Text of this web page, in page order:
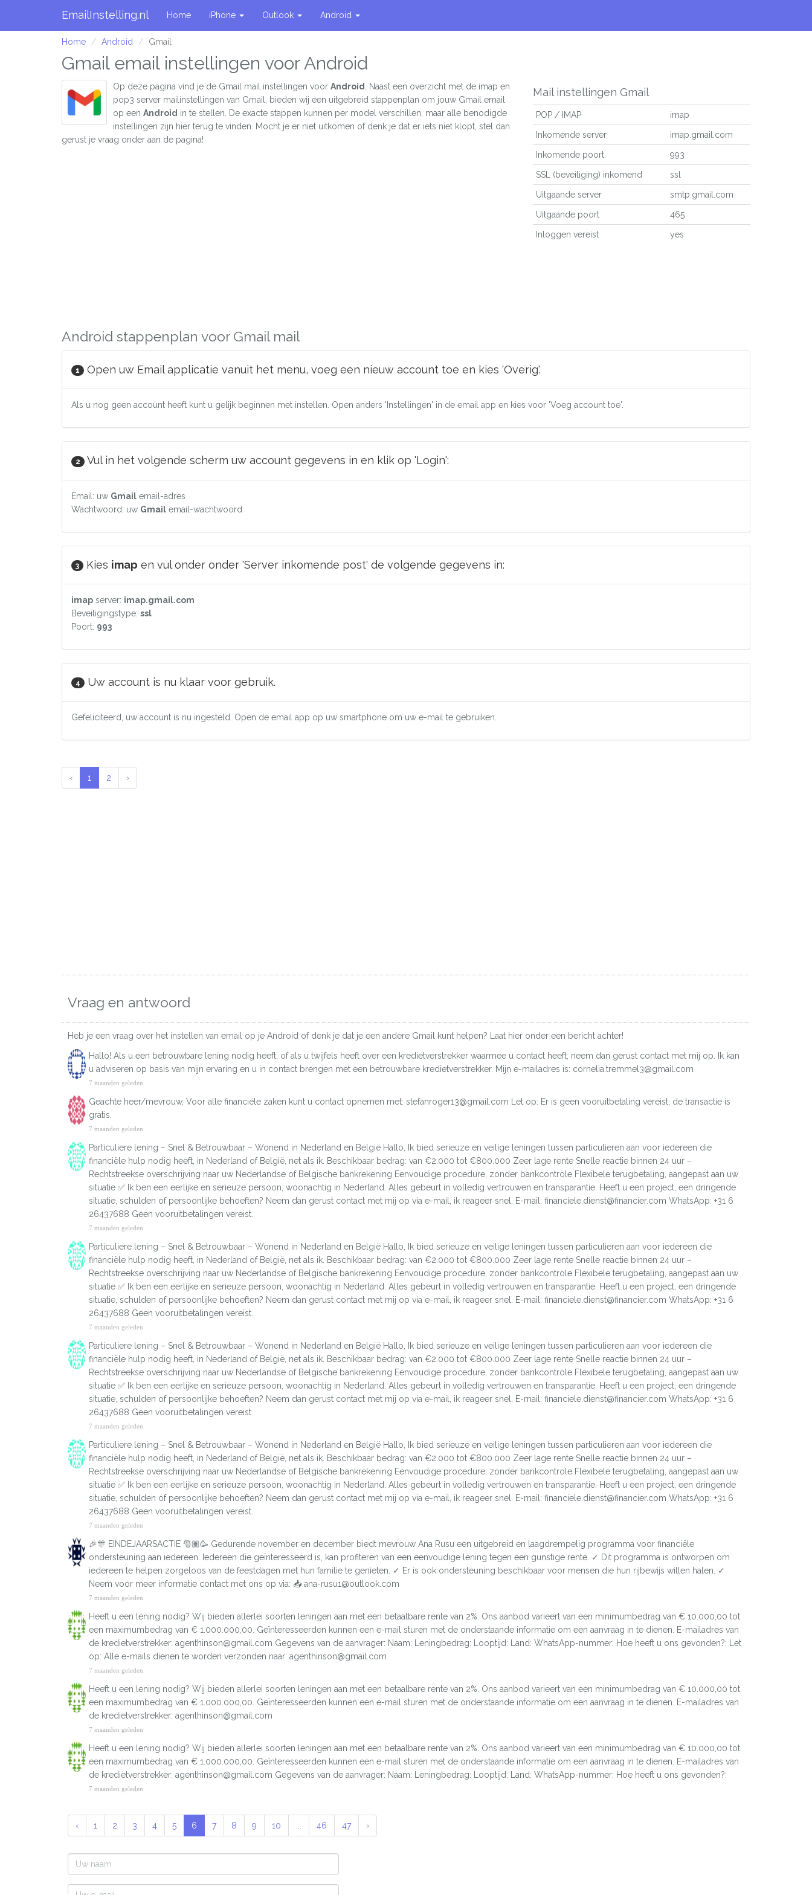
EmailInstelling.nl Home iPhone Outlook Android
Home Android Gmail
Gmail email instellingen voor Android
Op deze pagina vind je de Gmail mail instellingen voor Android
. Naast een overzicht met de imap en
pop3 server mailinstellingen van Gmail, bieden wij een uitgebreid stappenplan om jouw Gmail email
op een Android in te stellen. De exacte stappen kunnen per model verschillen, maar alle benodigde
instellingen zijn hier terug te vinden. Mocht je er niet uitkomen of denk je dat er iets niet klopt, stel dan
gerust je vraag onder aan de pagina!
Mail instellingen Gmail
POP / IMAP imap
Inkomende server imap.gmail.com
Inkomende poort 993
SSL (beveiliging) inkomend ssl
Uitgaande server smtp.gmail.com
Uitgaande poort 465
Inloggen vereist yes
Android stappenplan voor Gmail mail
1 Open uw Email applicatie vanuit het menu, voeg een nieuw account toe en kies 'Overig'.
Als u nog geen account heeft kunt u gelijk beginnen met instellen. Open anders 'Instellingen' in de email app en kies voor 'Voeg account toe'.
2 Vul in het volgende scherm uw account gegevens in en klik op 'Login':
Email: uw Gmail email-adres
Wachtwoord: uw Gmail email-wachtwoord
3 Kies imap en vul onder onder 'Server inkomende post' de volgende gegevens in:
imap server: imap.gmail.com
Beveiligingstype: ssl
Poort: 993
4 Uw account is nu klaar voor gebruik.
Gefeliciteerd, uw account is nu ingesteld. Open de email app op uw smartphone om uw e-mail te gebruiken.
‹ 1 2 ›
Vraag en antwoord
Heb je een vraag over het instellen van email op je Android of denk je dat je een andere Gmail kunt helpen? Laat hier onder een bericht achter!
Hallo! Als u een betrouwbare lening nodig heeft, of als u twijfels heeft over een kredietverstrekker waarmee u contact heeft, neem dan gerust contact met mij op. Ik kan
u adviseren op basis van mijn ervaring en u in contact brengen met een betrouwbare kredietverstrekker. Mijn e-mailadres is: cornelia.tremmel3@gmail.com
7 maanden geleden
Geachte heer/mevrouw, Voor alle financiële zaken kunt u contact opnemen met: stefanroger13@gmail.com Let op: Er is geen vooruitbetaling vereist; de transactie is
gratis.
7 maanden geleden
Particuliere lening – Snel & Betrouwbaar – Wonend in Nederland en België Hallo, Ik bied serieuze en veilige leningen tussen particulieren aan voor iedereen die
financiële hulp nodig heeft, in Nederland of België, net als ik. Beschikbaar bedrag: van €2.000 tot €800.000 Zeer lage rente Snelle reactie binnen 24 uur –
Rechtstreekse overschrijving naar uw Nederlandse of Belgische bankrekening Eenvoudige procedure, zonder bankcontrole Flexibele terugbetaling, aangepast aan uw
situatie ✅ Ik ben een eerlijke en serieuze persoon, woonachtig in Nederland. Alles gebeurt in volledig vertrouwen en transparantie. Heeft u een project, een dringende
situatie, schulden of persoonlijke behoeften? Neem dan gerust contact met mij op via e-mail, ik reageer snel. E-mail: financiele.dienst@financier.com WhatsApp: +31 6
26437688 Geen vooruitbetalingen vereist.
7 maanden geleden
Particuliere lening – Snel & Betrouwbaar – Wonend in Nederland en België Hallo, Ik bied serieuze en veilige leningen tussen particulieren aan voor iedereen die
financiële hulp nodig heeft, in Nederland of België, net als ik. Beschikbaar bedrag: van €2.000 tot €800.000 Zeer lage rente Snelle reactie binnen 24 uur –
Rechtstreekse overschrijving naar uw Nederlandse of Belgische bankrekening Eenvoudige procedure, zonder bankcontrole Flexibele terugbetaling, aangepast aan uw
situatie ✅ Ik ben een eerlijke en serieuze persoon, woonachtig in Nederland. Alles gebeurt in volledig vertrouwen en transparantie. Heeft u een project, een dringende
situatie, schulden of persoonlijke behoeften? Neem dan gerust contact met mij op via e-mail, ik reageer snel. E-mail: financiele.dienst@financier.com WhatsApp: +31 6
26437688 Geen vooruitbetalingen vereist.
7 maanden geleden
Particuliere lening – Snel & Betrouwbaar – Wonend in Nederland en België Hallo, Ik bied serieuze en veilige leningen tussen particulieren aan voor iedereen die
financiële hulp nodig heeft, in Nederland of België, net als ik. Beschikbaar bedrag: van €2.000 tot €800.000 Zeer lage rente Snelle reactie binnen 24 uur –
Rechtstreekse overschrijving naar uw Nederlandse of Belgische bankrekening Eenvoudige procedure, zonder bankcontrole Flexibele terugbetaling, aangepast aan uw
situatie ✅ Ik ben een eerlijke en serieuze persoon, woonachtig in Nederland. Alles gebeurt in volledig vertrouwen en transparantie. Heeft u een project, een dringende
situatie, schulden of persoonlijke behoeften? Neem dan gerust contact met mij op via e-mail, ik reageer snel. E-mail: financiele.dienst@financier.com WhatsApp: +31 6
26437688 Geen vooruitbetalingen vereist.
7 maanden geleden
Particuliere lening – Snel & Betrouwbaar – Wonend in Nederland en België Hallo, Ik bied serieuze en veilige leningen tussen particulieren aan voor iedereen die
financiële hulp nodig heeft, in Nederland of België, net als ik. Beschikbaar bedrag: van €2.000 tot €800.000 Zeer lage rente Snelle reactie binnen 24 uur –
Rechtstreekse overschrijving naar uw Nederlandse of Belgische bankrekening Eenvoudige procedure, zonder bankcontrole Flexibele terugbetaling, aangepast aan uw
situatie ✅ Ik ben een eerlijke en serieuze persoon, woonachtig in Nederland. Alles gebeurt in volledig vertrouwen en transparantie. Heeft u een project, een dringende
situatie, schulden of persoonlijke behoeften? Neem dan gerust contact met mij op via e-mail, ik reageer snel. E-mail: financiele.dienst@financier.com WhatsApp: +31 6
26437688 Geen vooruitbetalingen vereist.
7 maanden geleden
🎉🎊 EINDEJAARSACTIE 🎅🏽🥳 Gedurende november en december biedt mevrouw Ana Rusu een uitgebreid en laagdrempelig programma voor financiële
ondersteuning aan iedereen. Iedereen die geïnteresseerd is, kan profiteren van een eenvoudige lening tegen een gunstige rente. ✓ Dit programma is ontworpen om
iedereen te helpen zorgeloos van de feestdagen met hun familie te genieten. ✓ Er is ook ondersteuning beschikbaar voor mensen die hun rijbewijs willen halen. ✓
Neem voor meer informatie contact met ons op via: 📥 ana-rusu1@outlook.com
7 maanden geleden
Heeft u een lening nodig? Wij bieden allerlei soorten leningen aan met een betaalbare rente van 2%. Ons aanbod varieert van een minimumbedrag van € 10.000,00 tot
een maximumbedrag van € 1.000.000,00. Geïnteresseerden kunnen een e-mail sturen met de onderstaande informatie om een ​​aanvraag in te dienen. E-mailadres van
de kredietverstrekker: agenthinson@gmail.com Gegevens van de aanvrager: Naam: Leningbedrag: Looptijd: Land: WhatsApp-nummer: Hoe heeft u ons gevonden?: Let
op: Alle e-mails dienen te worden verzonden naar: agenthinson@gmail.com
7 maanden geleden
Heeft u een lening nodig? Wij bieden allerlei soorten leningen aan met een betaalbare rente van 2%. Ons aanbod varieert van een minimumbedrag van € 10.000,00 tot
een maximumbedrag van € 1.000.000,00. Geïnteresseerden kunnen een e-mail sturen met de onderstaande informatie om een ​​aanvraag in te dienen. E-mailadres van
de kredietverstrekker: agenthinson@gmail.com
7 maanden geleden
Heeft u een lening nodig? Wij bieden allerlei soorten leningen aan met een betaalbare rente van 2%. Ons aanbod varieert van een minimumbedrag van € 10.000,00 tot
een maximumbedrag van € 1.000.000,00. Geïnteresseerden kunnen een e-mail sturen met de onderstaande informatie om een ​​aanvraag in te dienen. E-mailadres van
de kredietverstrekker: agenthinson@gmail.com Gegevens van de aanvrager: Naam: Leningbedrag: Looptijd: Land: WhatsApp-nummer: Hoe heeft u ons gevonden?:
7 maanden geleden
‹ 1 2 3 4 5 6 7 8 9 10 ... 46 47 ›